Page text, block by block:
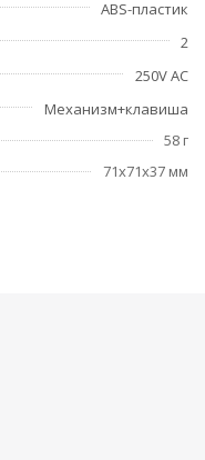
ABS-пластик
2
250V AC
Механизм+клавиша
58 г
71x71x37 мм